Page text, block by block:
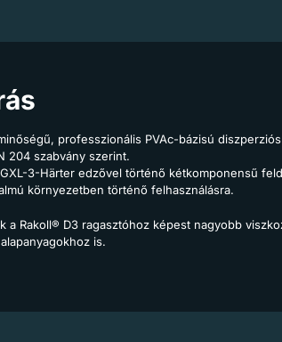
professzionális PVAc-bázisú
204 szabvány szerint.
3-Härter edzővel történő kétkomponensű
környezetben történő felhasználásra.
a Rakoll® D3 ragasztóhoz képest nagyobb
is.